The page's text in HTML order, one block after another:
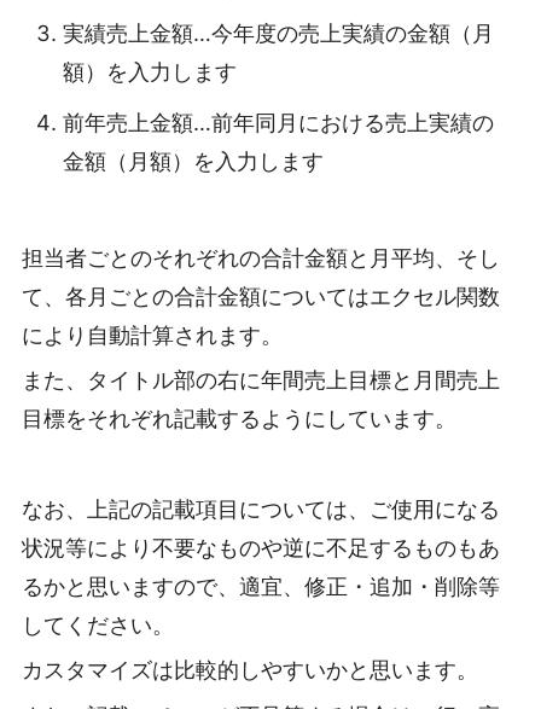
実績売上金額…今年度の売上実績の金額（月
額）を入力します
前年売上金額…前年同月における売上実績の
金額（月額）を入力します
担当者ごとのそれぞれの合計金額と月平均、そし
て、各月ごとの合計金額についてはエクセル関数
により自動計算されます。
また、タイトル部の右に年間売上目標と月間売上
目標をそれぞれ記載するようにしています。
なお、上記の記載項目については、ご使用になる
状況等により不要なものや逆に不足するものもあ
るかと思いますので、適宜、修正・追加・削除等
してください。
カスタマイズは比較的しやすいかと思います。